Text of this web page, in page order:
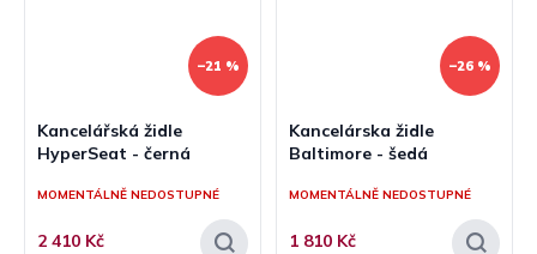
–21 %
Kancelářská židle
HyperSeat - černá
MOMENTÁLNĚ NEDOSTUPNÉ
2 410 Kč
–26 %
Kancelárska židle
Baltimore - šedá
MOMENTÁLNĚ NEDOSTUPNÉ
1 810 Kč